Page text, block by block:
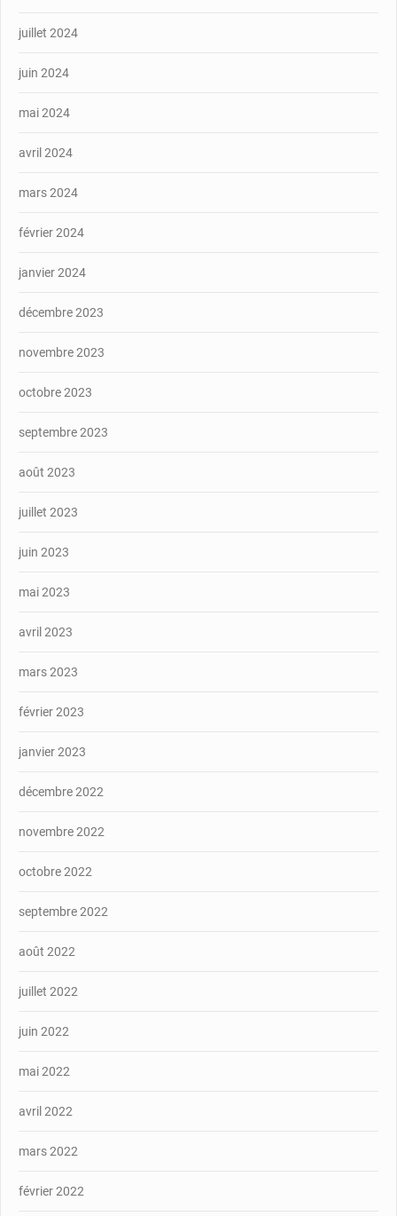
juillet 2024
juin 2024
mai 2024
avril 2024
mars 2024
février 2024
janvier 2024
décembre 2023
novembre 2023
octobre 2023
septembre 2023
août 2023
juillet 2023
juin 2023
mai 2023
avril 2023
mars 2023
février 2023
janvier 2023
décembre 2022
novembre 2022
octobre 2022
septembre 2022
août 2022
juillet 2022
juin 2022
mai 2022
avril 2022
mars 2022
février 2022